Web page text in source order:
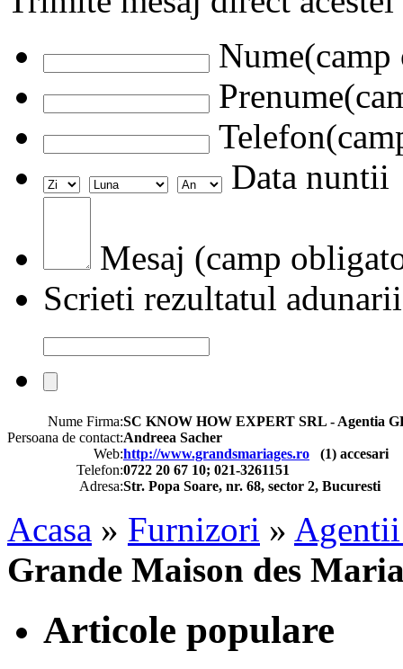
Data nuntii
Mesaj (camp
Scrieti rezultatul adunarii
Nume Firma:SC KNOW HOW EXPERT SRL - Agentia
Persoana de contact:Andreea Sacher
Web:http://www.grandsmariages.ro (1) accesari
Telefon:0722 20 67 10; 021-3261151
Adresa:Str. Popa Soare, nr. 68, sector 2, Bucuresti
Acasa » Furnizori »
Grande Maison des
Articole populare